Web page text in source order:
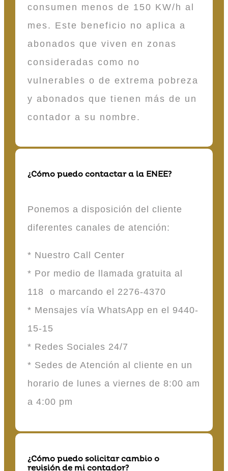
consumen menos de 150 KW/h al
mes. Este beneficio no aplica a
abonados que viven en zonas
consideradas como no
vulnerables o de extrema pobreza
y abonados que tienen más de un
contador a su nombre.
¿Cómo puedo contactar a la ENEE?
Ponemos a disposición del cliente
diferentes canales de atención:
* Nuestro Call Center
* Por medio de llamada gratuita al
118 o marcando el 2276-4370
* Mensajes vía WhatsApp en el 9440-
15-15
* Redes Sociales 24/7
* Sedes de Atención al cliente en un
horario de lunes a viernes de 8:00 am
a 4:00 pm
¿Cómo puedo solicitar cambio o
revisión de mi contador?